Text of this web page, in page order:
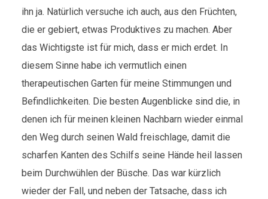
ihn ja. Natürlich versuche ich auch, aus den Früchten,
die er gebiert, etwas Produktives zu machen. Aber
das Wichtigste ist für mich, dass er mich erdet. In
diesem Sinne habe ich vermutlich einen
therapeutischen Garten für meine Stimmungen und
Befindlichkeiten. Die besten Augenblicke sind die, in
denen ich für meinen kleinen Nachbarn wieder einmal
den Weg durch seinen Wald freischlage, damit die
scharfen Kanten des Schilfs seine Hände heil lassen
beim Durchwühlen der Büsche. Das war kürzlich
wieder der Fall, und neben der Tatsache, dass ich